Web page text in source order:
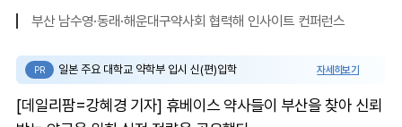
부산 남수영·동래·해운대구약사회 협력해 인사이트 컨퍼런스
PR 일본 주요 대학교 약학부 입시 신(편)입학 자세히보기
[데일리팜=강혜경 기자] 휴베이스 약사들이 부산을 찾아 신뢰